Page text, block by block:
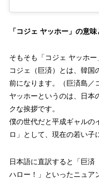
「コジェ ヤッホー」の意
そもそも「コジェ ヤッホ
コジェ（巨済）とは、韓国
前になります。（巨済島／
ヤッホーというのは、日本
クな挨拶です。
僕の世代だと平成ギャルの
ロ」として、現在の若い子
日本語に直訳すると「巨済
ハロー！」といったニュア